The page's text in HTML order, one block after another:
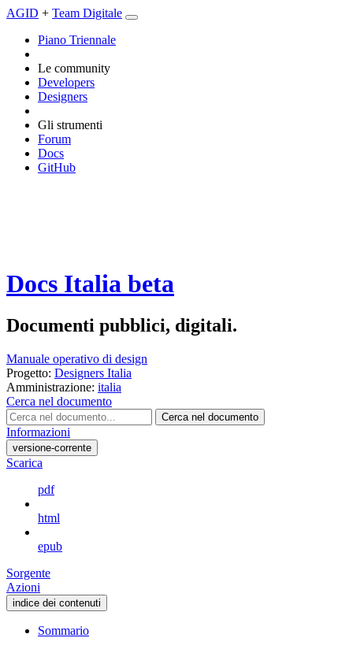
AGID + Team Digitale
Piano Triennale
Le community
Developers
Designers
Gli strumenti
Forum
Docs
GitHub
Docs Italia beta
Documenti pubblici, digitali.
Manuale operativo di design
Progetto: Designers Italia
Amministrazione: italia
Cerca nel documento
Cerca nel documento
Informazioni
versione-corrente
Scarica
pdf
html
epub
Sorgente
Azioni
indice dei contenuti
Sommario